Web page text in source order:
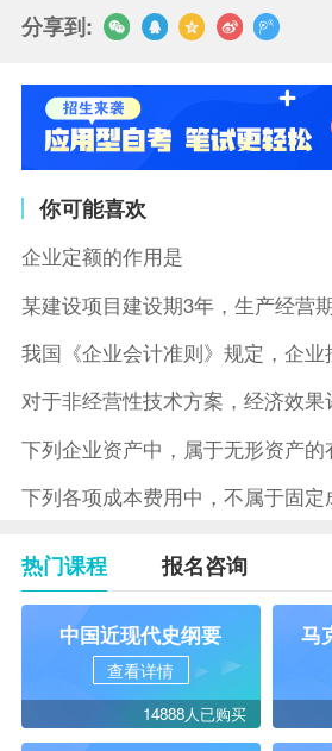
分享到:
你可能喜欢
企业定额的作用是
下列企业资产中，属于无形资产
下列各项成本费用中，不属于固定
热门课程 报名咨询
中国近现代史纲要
查看详情
14888人已购买
马